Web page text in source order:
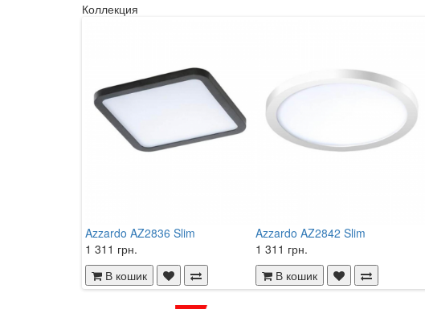
Коллекция
Azzardo AZ2836 Slim
1 311 грн.
В кошик
Azzardo AZ2842 Slim
1 311 грн.
В кошик